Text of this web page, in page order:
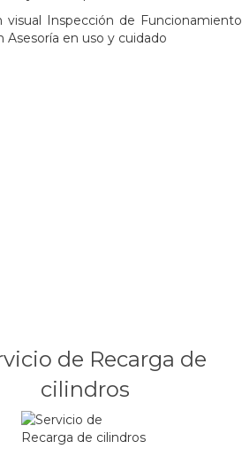
visual Inspección de Funcionamiento
Asesoría en uso y cuidado
de Recarga de
cilindros